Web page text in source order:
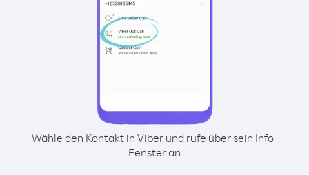
Wähle den Kontakt in Viber und rufe über sein Info-
Fenster an